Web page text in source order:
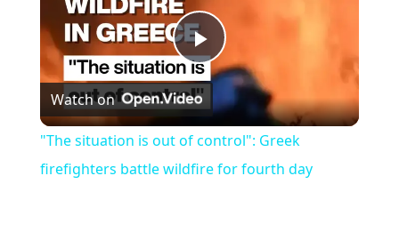
Play
Video
Watch on
"The situation is out of control": Greek
firefighters battle wildfire for fourth day